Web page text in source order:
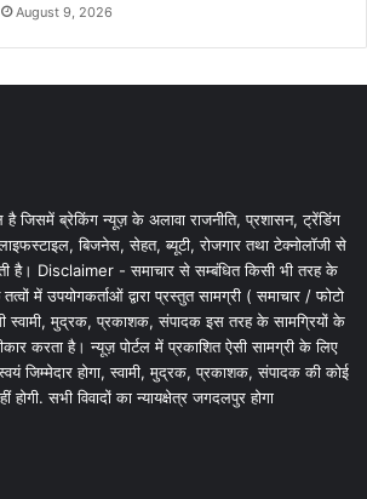
August 9, 2026
है जिसमें ब्रेकिंग न्यूज़ के अलावा राजनीति, प्रशासन, ट्रेंडिंग
बिजनेस, सेहत, ब्यूटी, रोजगार तथा टेक्नोलॉजी से
है। Disclaimer - समाचार से सम्बंधित किसी भी तरह के
में उपयोगकर्ताओं द्वारा प्रस्तुत सामग्री ( समाचार / फोटो
स्वामी, मुद्रक, प्रकाशक, संपादक इस तरह के सामग्रियों के
करता है। न्यूज़ पोर्टल में प्रकाशित ऐसी सामग्री के लिए
जिम्मेदार होगा, स्वामी, मुद्रक, प्रकाशक, संपादक की कोई
होगी. सभी विवादों का न्यायक्षेत्र जगदलपुर होगा